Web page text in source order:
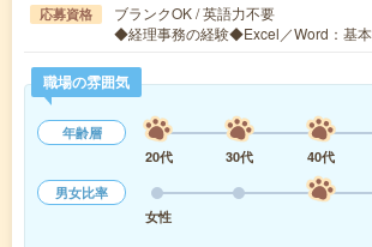
応募資格
ブランクOK / 英語力不要
◆経理事務の経験◆Excel／Word：基
職場の雰囲気
年齢層
20代
30代 40代
男女比率
女性